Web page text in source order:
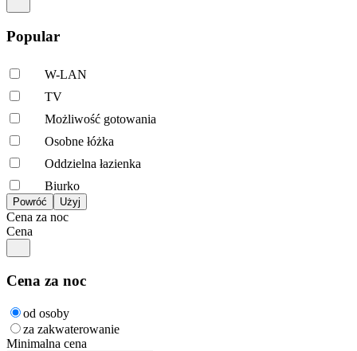
Popular
W-LAN
TV
Możliwość gotowania
Osobne łóżka
Oddzielna łazienka
Biurko
Cena za noc
Cena
Cena za noc
od osoby
za zakwaterowanie
Minimalna cena